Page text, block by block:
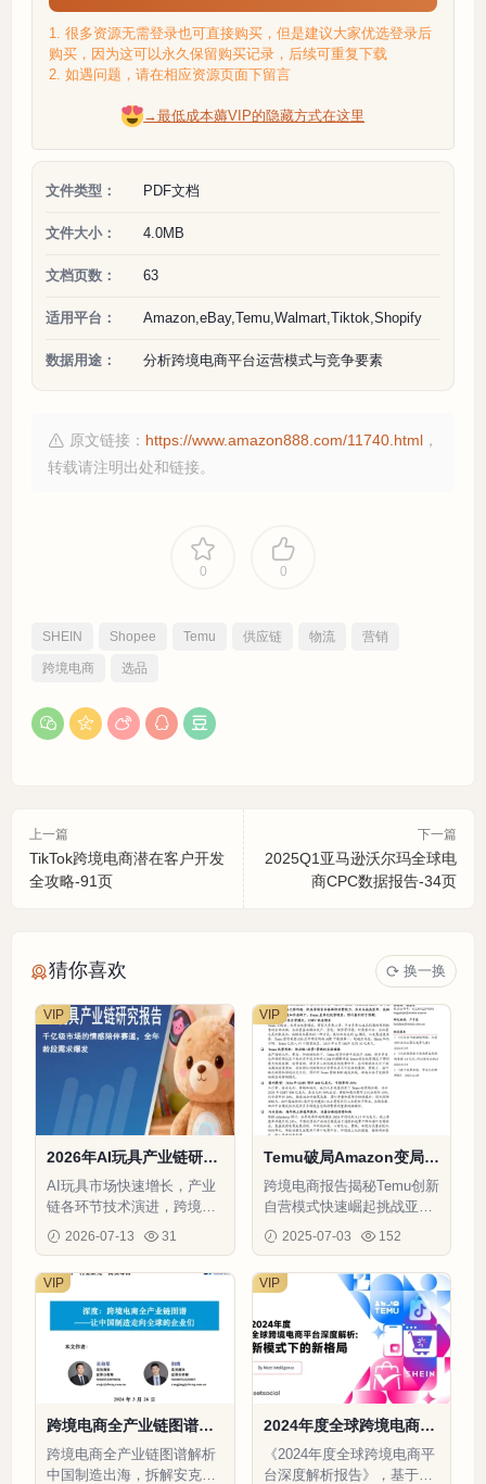
1. 很多资源无需登录也可直接购买，但是建议大家优选登录后
购买，因为这可以永久保留购买记录，后续可重复下载
2. 如遇问题，请在相应资源页面下留言
→最低成本薅VIP的隐藏方式在这里
文件类型： PDF文档
文件大小： 4.0MB
文档页数： 63
适用平台： Amazon,eBay,Temu,Walmart,Tiktok,Shopify
数据用途： 分析跨境电商平台运营模式与竞争要素
原文链接： https://www.amazon888.com/11740.html ，
转载请注明出处和链接。
0 0
SHEIN Shopee Temu 供应链 物流 营销
跨境电商 选品
上一篇
TikTok跨境电商潜在客户开发
全攻略-91页
下一篇
2025Q1亚马逊沃尔玛全球电
商CPC数据报告-34页
猜你喜欢 换一换
2026年AI玩具产业链研究
报告-29页
AI玩具市场快速增长，产业
链各环节技术演进，跨境电
商卖家可借鉴IP授权与订阅
模式提升竞争力
2026-07-13 31
VIP
Temu破局Amazon变局：
跨境电商行业深度分析-31
页
跨境电商报告揭秘Temu创新
自营模式快速崛起挑战亚马
逊，拆解盈利模型，对比多
平台差异，为卖家提供市场
2025-07-03 152
VIP
跨境电商全产业链图谱：
中国制造全球化企业分析-
93页
跨境电商全产业链图谱解析
中国制造出海，拆解安克等
VIP
2024年度全球跨境电商平
台深度解析报告-48页
《2024年度全球跨境电商平
台深度解析报告》，基于最
VIP